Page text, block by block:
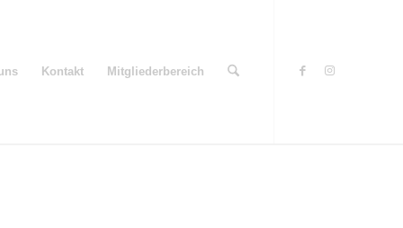
Kontakt Mitgliederbereich